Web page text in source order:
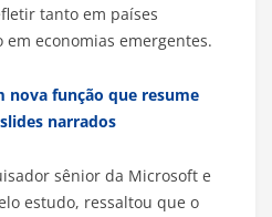
tanto em países
economias emergentes.
nova função que resume
narrados
sênior da Microsoft e
estudo, ressaltou que o